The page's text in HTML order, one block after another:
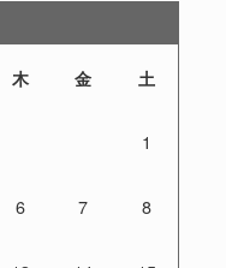
木 金 土
1
6 7 8